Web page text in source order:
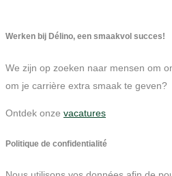
Werken bij Délino, een smaakvol succes!
We zijn op zoeken naar mensen om
om je carrière extra smaak te geven?
Ontdek onze vacatures
Politique de confidentialité